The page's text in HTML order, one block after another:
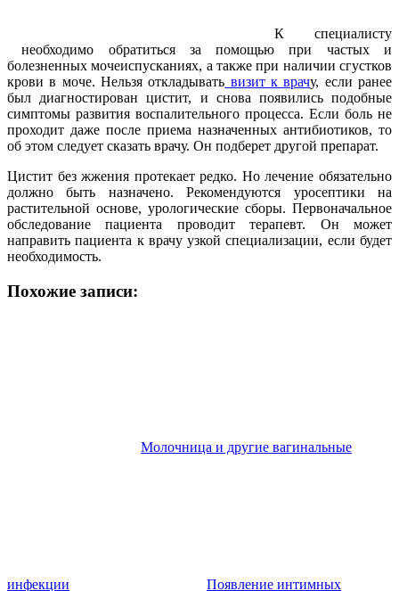
К специалисту
необходимо обратиться за помощью при частых и
болезненных мочеиспусканиях, а также при наличии сгустков
крови в моче. Нельзя откладывать визит к врачу, если ранее
был диагностирован цистит, и снова появились подобные
симптомы развития воспалительного процесса. Если боль не
проходит даже после приема назначенных антибиотиков, то
об этом следует сказать врачу. Он подберет другой препарат.
Цистит без жжения протекает редко. Но лечение обязательно
должно быть назначено. Рекомендуются уросептики на
растительной основе, урологические сборы. Первоначальное
обследование пациента проводит терапевт. Он может
направить пациента к врачу узкой специализации, если будет
необходимость.
Похожие записи:
Молочница и другие вагинальные
инфекции Появление интимных